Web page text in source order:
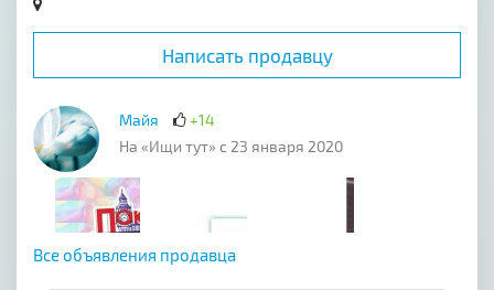
Написать продавцу
Майя
+14
На «Ищи тут» с 23 января 2020
Все объявления продавца